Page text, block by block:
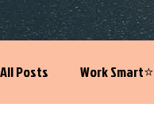
All Posts Work Smart⭐️